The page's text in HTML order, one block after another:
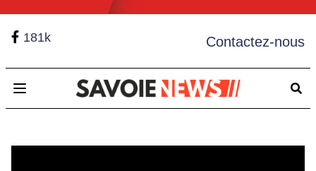
181k Contactez-nous
Open main menu